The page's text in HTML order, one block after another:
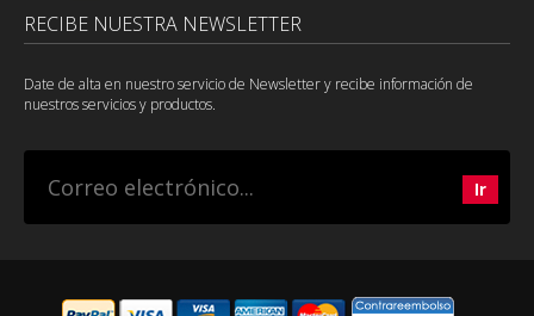
RECIBE NUESTRA NEWSLETTER
Date de alta en nuestro servicio de Newsletter y recibe información de
nuestros servicios y productos.